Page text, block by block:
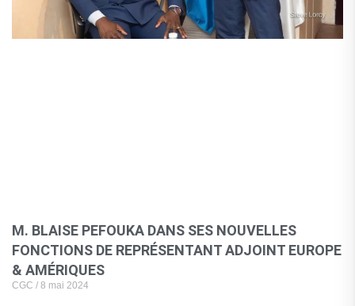
M. BLAISE PEFOUKA DANS SES NOUVELLES
FONCTIONS DE REPRÉSENTANT ADJOINT EUROPE
& AMÉRIQUES
CGC 8 mai 2024